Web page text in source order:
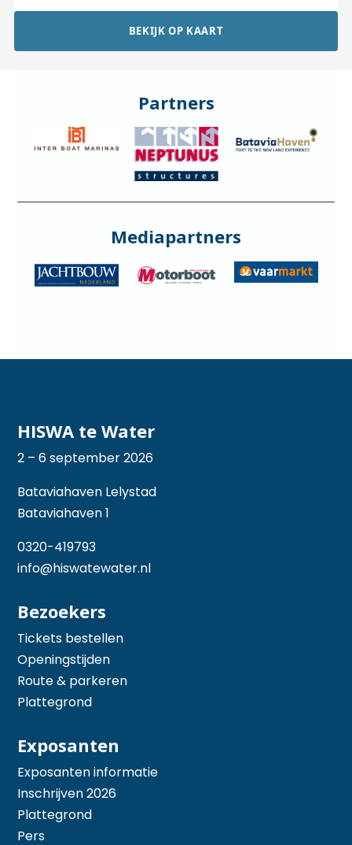
BEKIJK OP KAART
Partners
Mediapartners
HISWA te Water
2 – 6 september 2026
Bataviahaven Lelystad
Bataviahaven 1
0320-419793
info@hiswatewater.nl
Bezoekers
Tickets bestellen
Openingstijden
Route & parkeren
Plattegrond
Exposanten
Exposanten informatie
Inschrijven 2026
Plattegrond
Pers